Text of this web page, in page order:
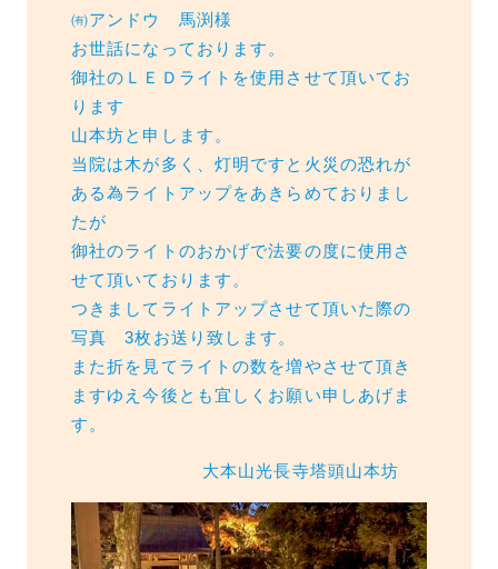
㈲アンドウ 馬渕様
お世話になっております。
御社のＬＥＤライトを使用させて頂いてお
ります
山本坊と申します。
当院は木が多く、灯明ですと火災の恐れが
ある為ライトアップをあきらめておりまし
たが
御社のライトのおかげで法要の度に使用さ
せて頂いております。
つきましてライトアップさせて頂いた際の
写真 3枚お送り致します。
また折を見てライトの数を増やさせて頂き
ますゆえ今後とも宜しくお願い申しあげま
す。
大本山光長寺塔頭山本坊